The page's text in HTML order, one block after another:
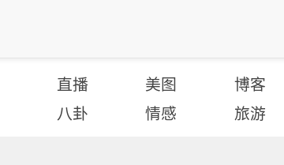
直播 美图 博客
八卦 情感 旅游